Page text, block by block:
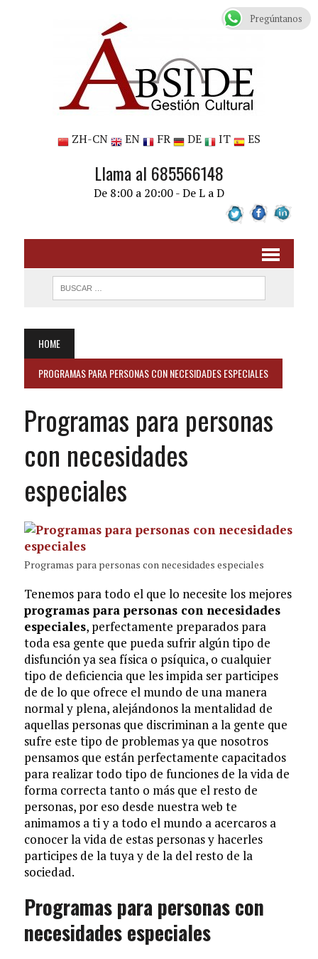
ZH-CN EN FR DE IT ES
Llama al 685566148
De 8:00 a 20:00 - De L a D
HOME
PROGRAMAS PARA PERSONAS CON NECESIDADES ESPECIALES
Programas para personas
con necesidades
especiales
Programas para personas con necesidades especiales
Tenemos para todo el que lo necesite los mejores
programas para personas con necesidades
especiales, perfectamente preparados para
toda esa gente que pueda sufrir algún tipo de
disfunción ya sea física o psíquica, o cualquier
tipo de deficiencia que les impida ser participes
de de lo que ofrece el mundo de una manera
normal y plena, alejándonos la mentalidad de
aquellas personas que discriminan a la gente que
sufre este tipo de problemas ya que nosotros
pensamos que están perfectamente capacitados
para realizar todo tipo de funciones de la vida de
forma correcta tanto o más que el resto de
personas, por eso desde nuestra web te
animamos a ti y a todo el mundo a acercaros a
conocer la vida de estas personas y hacerles
participes de la tuya y de la del resto de la
sociedad.
Programas para personas con
necesidades especiales
Pregúntanos